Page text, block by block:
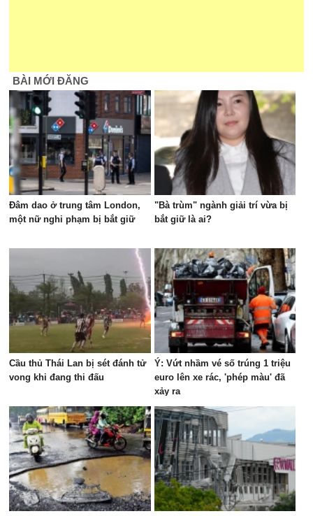
BÀI MỚI ĐĂNG
Đâm dao ở trung tâm London,
một nữ nghi phạm bị bắt giữ
"Bà trùm" ngành giải trí vừa bị
bắt giữ là ai?
Cầu thủ Thái Lan bị sét đánh tử
vong khi đang thi đấu
Ý: Vứt nhầm vé số trúng 1 triệu
euro lên xe rác, 'phép màu' đã
xảy ra